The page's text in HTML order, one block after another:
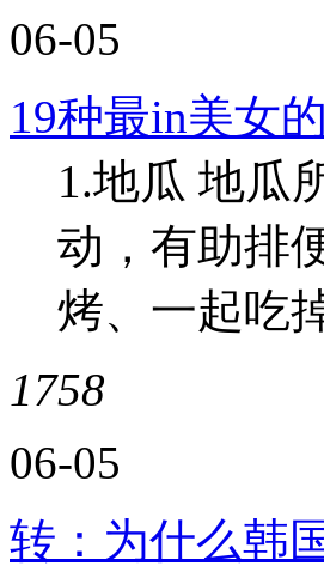
06-05
19种最in美女
1.地瓜 地瓜
动，有助排
烤、一起吃
1758
06-05
转：为什么韩